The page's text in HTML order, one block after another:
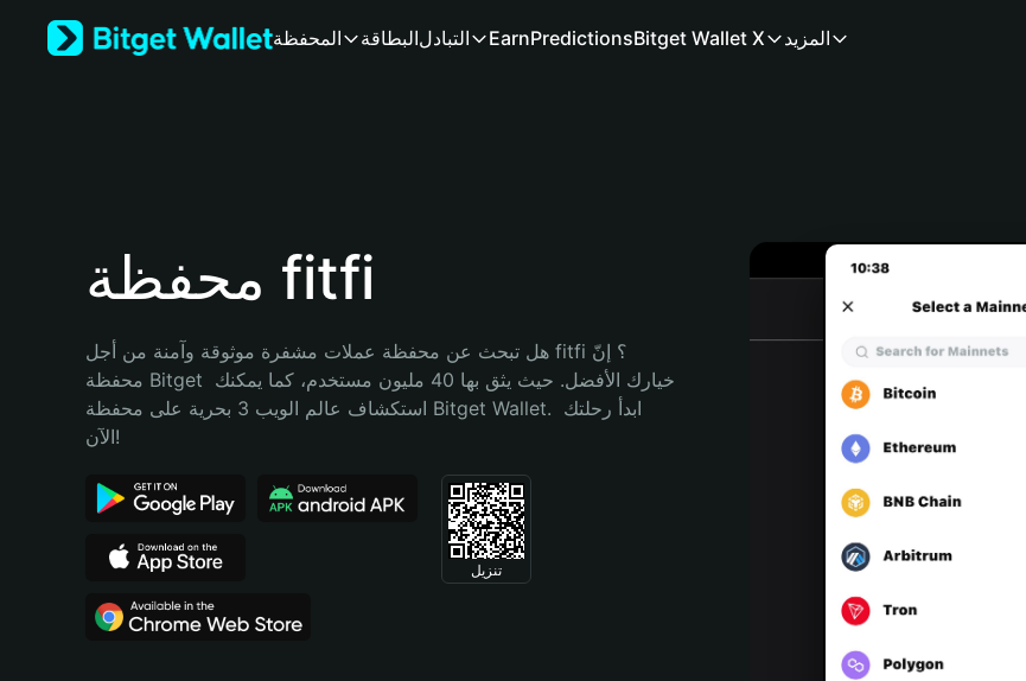
Bahasa Indonesia
Português (Brasil)
المحفظة البطاقةالتبادل EarnPredictionsBitget Wallet X المزيد
محفظة fitfi
هل تبحث عن محفظة عملات مشفرة موثوقة وآمنة من أجل fitfi؟ إنّ
محفظة Bitget خيارك الأفضل. حيث يثق بها 40 مليون مستخدم، كما يمكنك
استكشاف عالم الويب 3 بحرية على محفظة Bitget Wallet. ابدأ رحلتك
الآن!
تنزيل